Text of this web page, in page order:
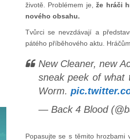
životě. Problémem je,že hráči
nového obsahu.
Tvůrci se nevzdávají a
pátého příběhového aktu.
New Cleaner, new
sneak peek of what
Worm.
— Back 4 Blood
Popasujte se s těmito hrozbami